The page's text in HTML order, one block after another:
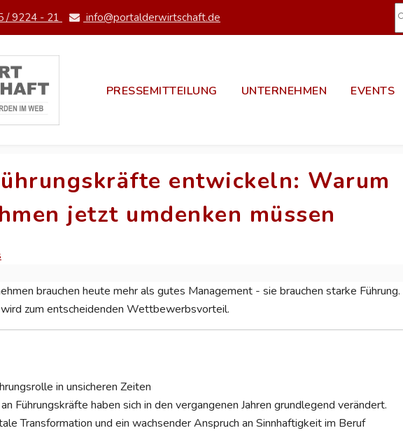
/ 9224 - 21 info@portalderwirtschaft.de
PRESSEMITTEILUNG UNTERNEHMEN EVENTS
entwickeln: Warum
jetzt umdenken müssen
brauchen heute mehr als gutes Management - sie brauchen starke Führung.
zum entscheidenden Wettbewerbsvorteil.
in unsicheren Zeiten
Führungskräfte haben sich in den vergangenen Jahren grundlegend verändert.
Transformation und ein wachsender Anspruch an Sinnhaftigkeit im Beruf